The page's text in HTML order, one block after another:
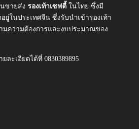
ขายส่ง รองเท้าเซฟตี้ ในไทย ซึ่งมี
ยู่ในประเทศจีน ซึ่งรับนำเข้ารองเท้า
ความต้องการและงบประมาณของ
ละเอียดได้ที่ 0830389895